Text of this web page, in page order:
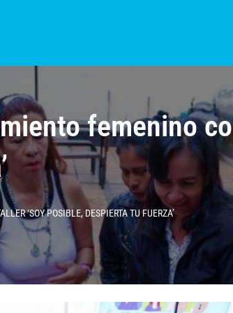
femenino
‘SOY POSIBLE, DESPIERTA TU FUERZA’